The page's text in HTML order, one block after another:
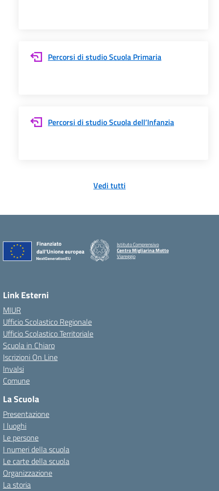
Percorsi di studio Scuola Primaria
Percorsi di studio Scuola dell’Infanzia
Vedi tutti
Istituto Comprensivo
Centro Migliarina Motto
Viareggio
Link Esterni
MIUR
Ufficio Scolastico Regionale
Ufficio Scolastico Territoriale
Scuola in Chiaro
Iscrizioni On Line
Invalsi
Comune
La Scuola
Presentazione
I luoghi
Le persone
I numeri della scuola
Le carte della scuola
Organizzazione
La storia